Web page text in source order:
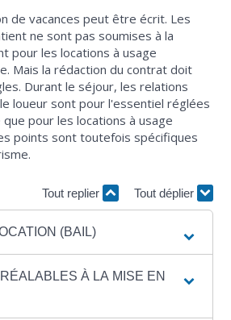
de vacances peut être écrit. Les
ne sont pas soumises à la
pour les locations à usage
Mais la rédaction du contrat doit
Durant le séjour, les relations
loueur sont pour l'essentiel réglées
pour les locations à usage
points sont toutefois spécifiques
Tout replier Tout déplier
(BAIL)
À LA MISE EN